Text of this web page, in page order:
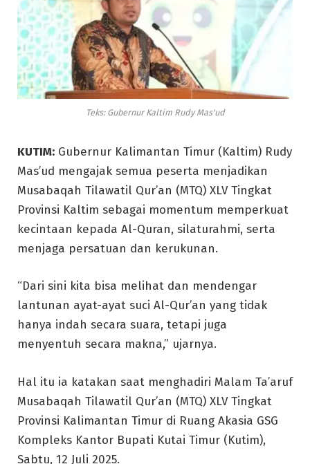
Teks: Gubernur Kaltim Rudy Mas'ud
KUTIM: Gubernur Kalimantan Timur (Kaltim) Rudy
Mas’ud mengajak semua peserta menjadikan
Musabaqah Tilawatil Qur’an (MTQ) XLV Tingkat
Provinsi Kaltim sebagai momentum memperkuat
kecintaan kepada Al-Quran, silaturahmi, serta
menjaga persatuan dan kerukunan.
“Dari sini kita bisa melihat dan mendengar
lantunan ayat-ayat suci Al-Qur’an yang tidak
hanya indah secara suara, tetapi juga
menyentuh secara makna,” ujarnya.
Hal itu ia katakan saat menghadiri Malam Ta’aruf
Musabaqah Tilawatil Qur’an (MTQ) XLV Tingkat
Provinsi Kalimantan Timur di Ruang Akasia GSG
Kompleks Kantor Bupati Kutai Timur (Kutim),
Sabtu, 12 Juli 2025.